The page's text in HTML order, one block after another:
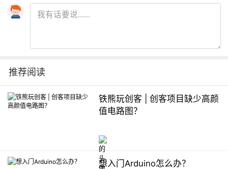
推荐阅读
铁熊玩创客 | 创客项目缺少高颜
值电路图？
想入门Arduino怎么办？